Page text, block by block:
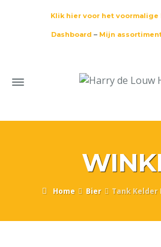
Klik hier voor het
Dashboard – Mijn
Home Bier Tank Kelder